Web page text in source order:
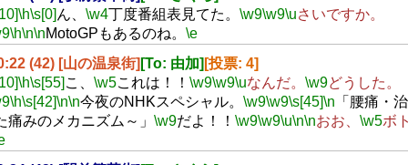
\h\s[0] ん、 \w4丁度番組表見てた。 \w9\w9\uさいですか。
\h\n\nMotoGPもあるのね。 \e
(42) [山の温泉街] [To: 由加] [投票: 4]
\h\s[55] こ、 \w5これは！！ \w9\w9\uなんだ。 \w9どうした。
\h\s[42]\n\n今夜のNHKスペシャル。 \w9\w9\s[45]\n 「腰痛・
痛みのメカニズム～」 \w9だよ！！ \w9\w9\u\n\nおお、 \w5ボ